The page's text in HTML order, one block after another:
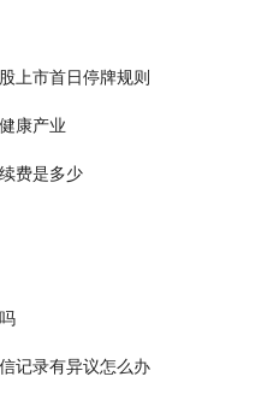
上市首日停牌规则
康产业
费是多少
记录有异议怎么办